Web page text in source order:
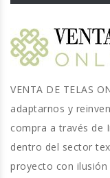
VENTA DE TELAS
adaptarnos y
compra a través de
dentro del sector
proyecto con